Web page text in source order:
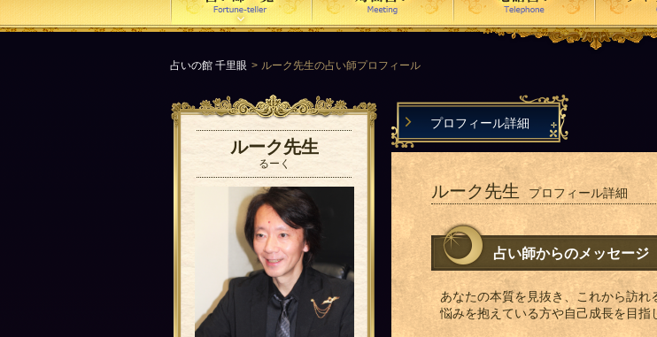
占いの館 千里眼 ルーク先生の占い師プロフィール
ルーク先生
るーく
プロフィール詳細
ルーク先生 プロフィール詳細
占い師からのメッセージ
あなたの本質を見抜き、これから訪れ
悩みを抱えている方や自己成長を目指